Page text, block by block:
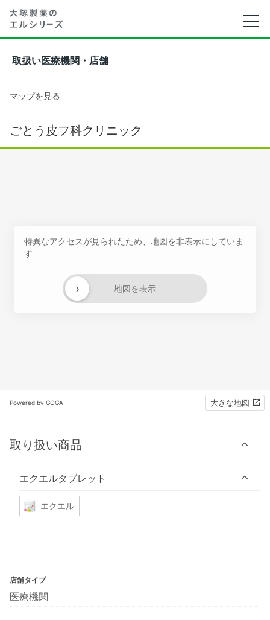
取扱い医療機関・店舗
マップを見る
ごとう皮フ科クリニック
特異なアクセスが見られたため、地図を非表示にしていま
す
地図を表示
›
Powered by GOGA 大きな地図
取り扱い商品
エクエルタブレット
エクエル
店舗タイプ
医療機関